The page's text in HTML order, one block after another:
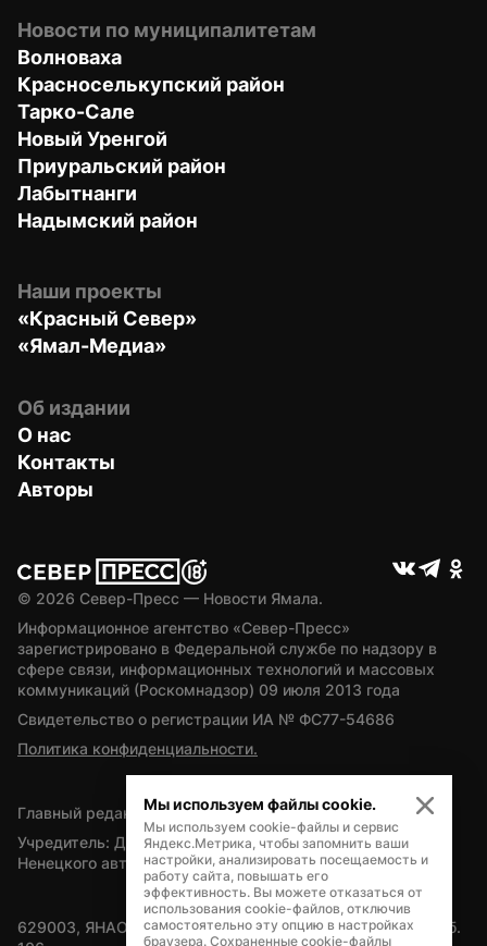
Новости по муниципалитетам
Волноваха
Красноселькупский район
Тарко-Сале
Новый Уренгой
Приуральский район
Лабытнанги
Надымский район
Наши проекты
«Красный Север»
«Ямал-Медиа»
Об издании
О нас
Контакты
Авторы
© 2026 Север-Пресс — Новости Ямала.
Информационное агентство «Север-Пресс»
зарегистрировано в Федеральной службе по надзору в
сфере связи, информационных технологий и массовых
коммуникаций (Роскомнадзор) 09 июля 2013 года
Свидетельство о регистрации ИА № ФС77-54686
Политика конфиденциальности.
Главный редактор — А.Л. Поздеев
Учредитель: Департамент внутренней политики Ямало-
Ненецкого автономного округа
629003, ЯНАО, Салехард, мкр. Богдана Кнунянца, д.1, каб.
Мы используем файлы cookie.
Мы используем cookie-файлы и сервис
Яндекс.Метрика, чтобы запомнить ваши
настройки, анализировать посещаемость и
работу сайта, повышать его
эффективность. Вы можете отказаться от
использования cookie-файлов, отключив
самостоятельно эту опцию в настройках
браузера. Сохраненные cookie-файлы